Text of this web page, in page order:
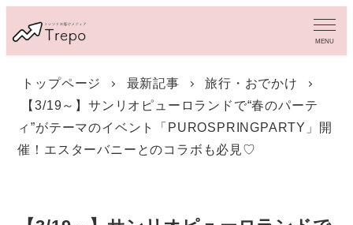
イ
MENU
トップページ 最新記事
旅行・おでかけ
【3/19～】サンリオピューロランドで“春のパーテ
ィ”がテーマのイベント「PUROSPRINGPARTY」開
催！エスターバニーとのコラボも必見♡